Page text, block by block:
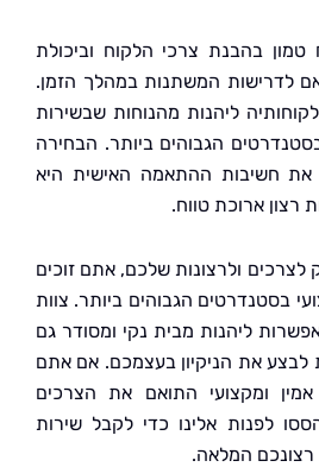
צרכי הלקוח וביכולת
המשתנות במהלך הזמן.
ליהנות מהנוחות שבשירות
הגבוהים ביותר. הבחירה
ההתאמה האישית היא
טווח.
שלכם, אתם זוכים
הגבוהים ביותר. צוות
מבית נקי ומסודר גם
הניקיון בעצמכם. אם אתם
התואם את הצרכים
אלינו כדי לקבל שירות
המלאה.